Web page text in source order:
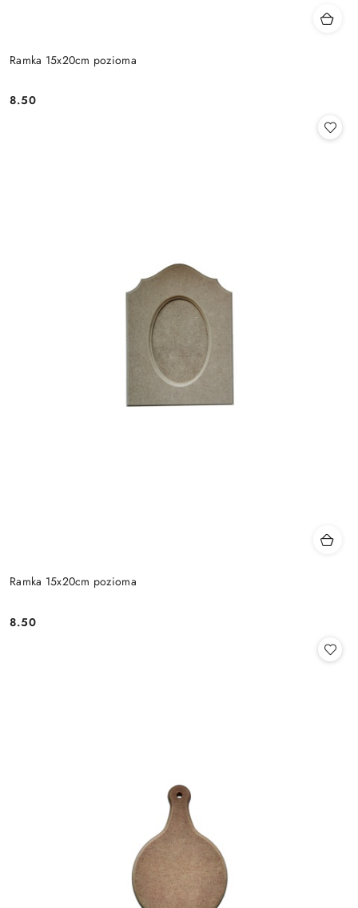
Ramka 15x20cm pozioma
Cena:
8.50
Ramka 15x20cm pozioma
Cena:
8.50